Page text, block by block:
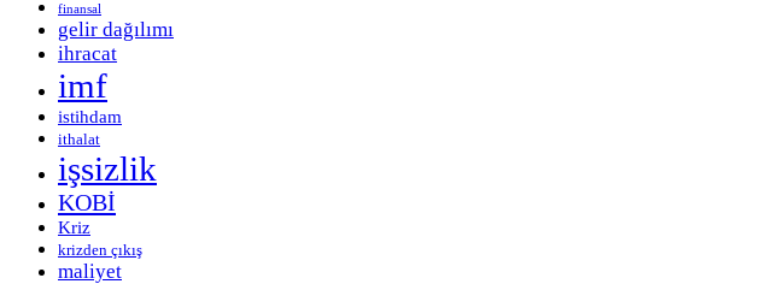
finansal
gelir dağılımı
ihracat
imf
istihdam
ithalat
işsizlik
KOBİ
Kriz
krizden çıkış
maliyet